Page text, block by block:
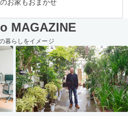
お家もおまかせ
MAGAZINE
暮らしをイメージ